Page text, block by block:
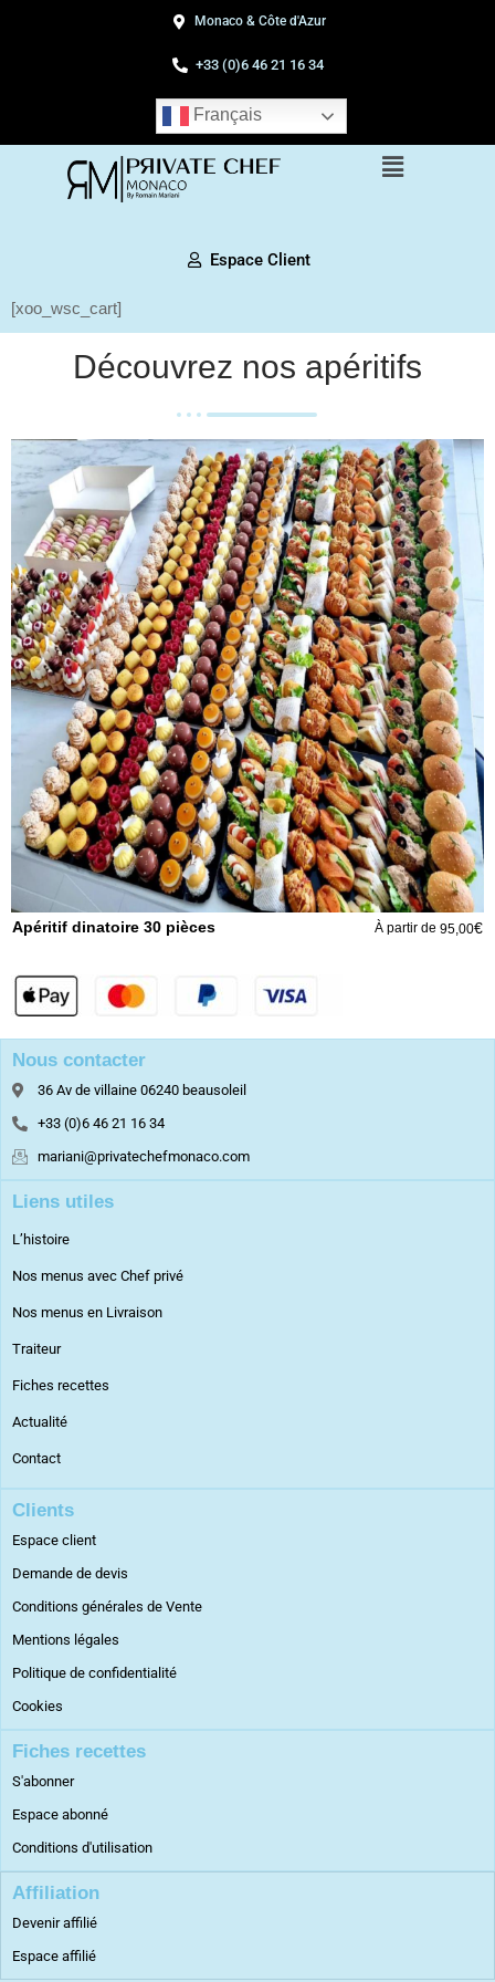
Monaco & Côte d'Azur
+33 (0)6 46 21 16 34
Français
Espace Client
[xoo_wsc_cart]
Découvrez nos apéritifs
Apéritif dinatoire 30 pièces À partir de 95,00€
Nous contacter
36 Av de villaine 06240 beausoleil
+33 (0)6 46 21 16 34
mariani@privatechefmonaco.com
Liens utiles
L’histoire
Nos menus avec Chef privé
Nos menus en Livraison
Traiteur
Fiches recettes
Actualité
Contact
Clients
Espace client
Demande de devis
Conditions générales de Vente
Mentions légales
Politique de confidentialité
Cookies
Fiches recettes
S'abonner
Espace abonné
Conditions d'utilisation
Affiliation
Devenir affilié
Espace affilié